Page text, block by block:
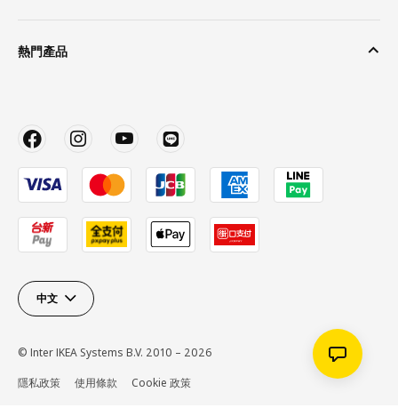
熱門產品
中文
© Inter IKEA Systems B.V. 2010 – 2026
隱私政策
使用條款 Cookie 政策